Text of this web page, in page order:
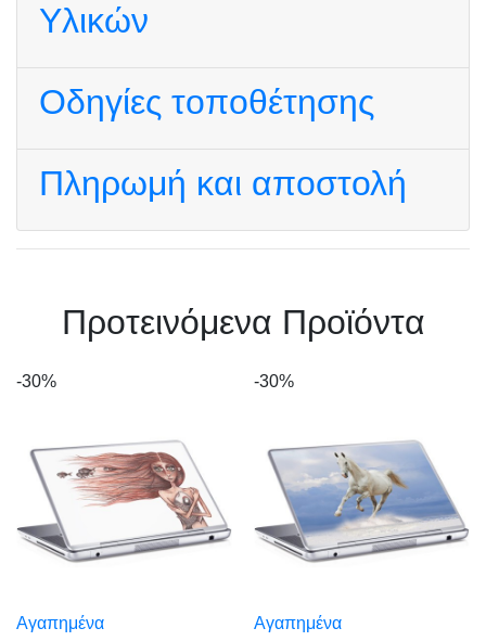
Υλικών
Οδηγίες τοποθέτησης
Πληρωμή και αποστολή
Πρoτεινόμενα Προϊόντα
-30%
Αγαπημένα
-30%
Αγαπημένα